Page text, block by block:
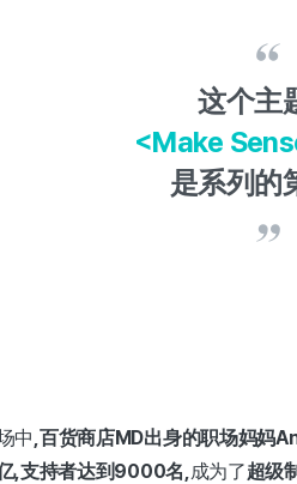
这个主
<Make
是系列的
中,百货商店MD出身的职场妈妈
,支持者达到9000名,成为了超级